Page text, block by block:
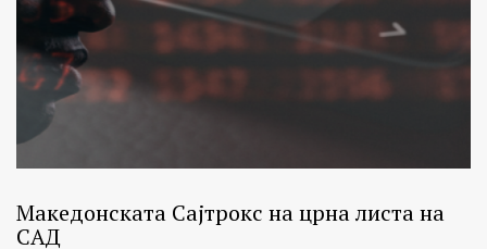
Македонската Сајтрокс на црна листа на
САД